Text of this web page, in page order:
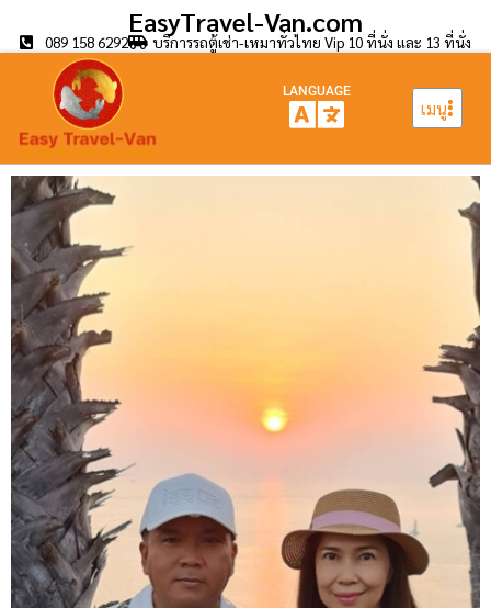
EasyTravel-Van.com
089 158 6292 บริการรถตู้เช่า-เหมาทั่วไทย Vip 10 ที่นั่ง และ 13 ที่นั่ง
เมนู
LANGUAGE